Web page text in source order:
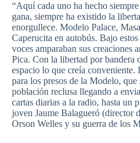
“Aquí cada uno ha hecho
gana, siempre ha existido la
enorgullece. Modelo Palace,
Caperucita en autobús. Bajo
voces amparaban sus creaciones
Pica. Con la libertad por bandera
espacio lo que creía conveniente.
para los presos de la Modelo,
población reclusa llegando a
cartas diarias a la radio, hasta un
joven Jaume Balagueró (director
Orson Welles y su guerra de los